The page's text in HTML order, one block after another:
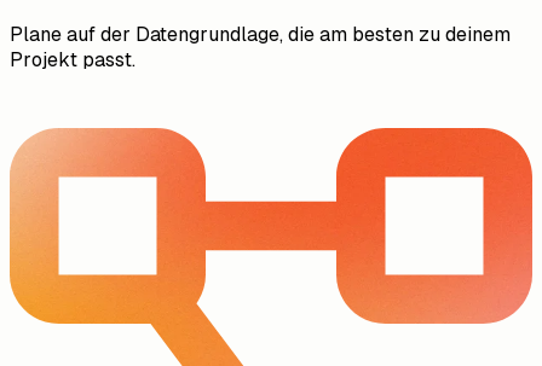
Plane auf der Datengrundlage, die am besten zu deinem
Projekt passt.